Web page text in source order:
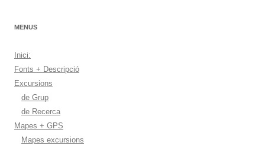
MENUS
Inici:
Fonts + Descripció
Excursions
de Grup
de Recerca
Mapes + GPS
Mapes excursions